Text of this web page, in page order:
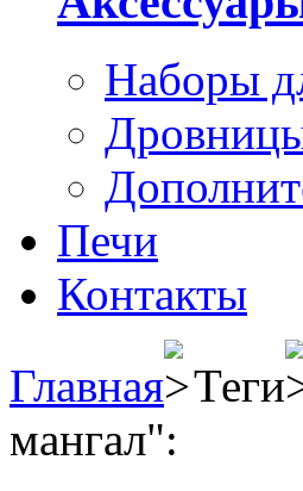
Наборы
Печи
Контакты
Главная Теги
мангал":